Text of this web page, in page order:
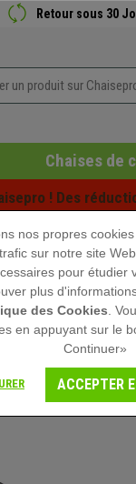
Retour sous 30
Chaises de
! Des
nos propres
sur notre site
pour étudier
plus
des Cookies .
en appuyant sur le
Continuer»
ACCEPTER